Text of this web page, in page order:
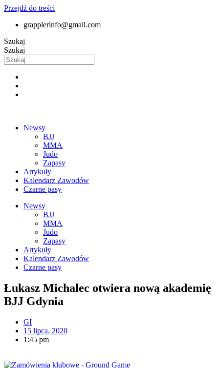
Przejdź do treści
grapplerinfo@gmail.com
Szukaj
Szukaj
Newsy
BJJ
MMA
Judo
Zapasy
Artykuły
Kalendarz Zawodów
Czarne pasy
Newsy
BJJ
MMA
Judo
Zapasy
Artykuły
Kalendarz Zawodów
Czarne pasy
Łukasz Michalec otwiera nową akademię
BJJ Gdynia
GI
15 lipca, 2020
1:45 pm